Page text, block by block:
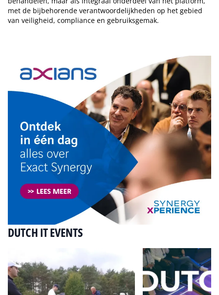
met de bijbehorende verantwoordelijkheden op het gebied
van veiligheid, compliance en gebruiksgemak.
DUTCH IT EVENTS